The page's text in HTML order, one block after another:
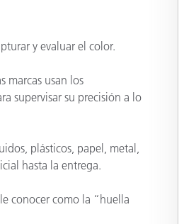
Materiales de Construcción
Bienes Duraderos
y evaluar el color.
marcas usan los
supervisar su precisión a lo
plásticos, papel, metal,
hasta la entrega.
conocer como la “huella